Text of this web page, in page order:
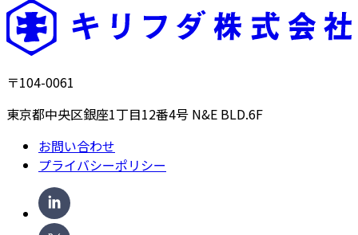
〒104-0061
東京都中央区銀座1丁目12番4号 N&E BLD.6F
お問い合わせ
プライバシーポリシー